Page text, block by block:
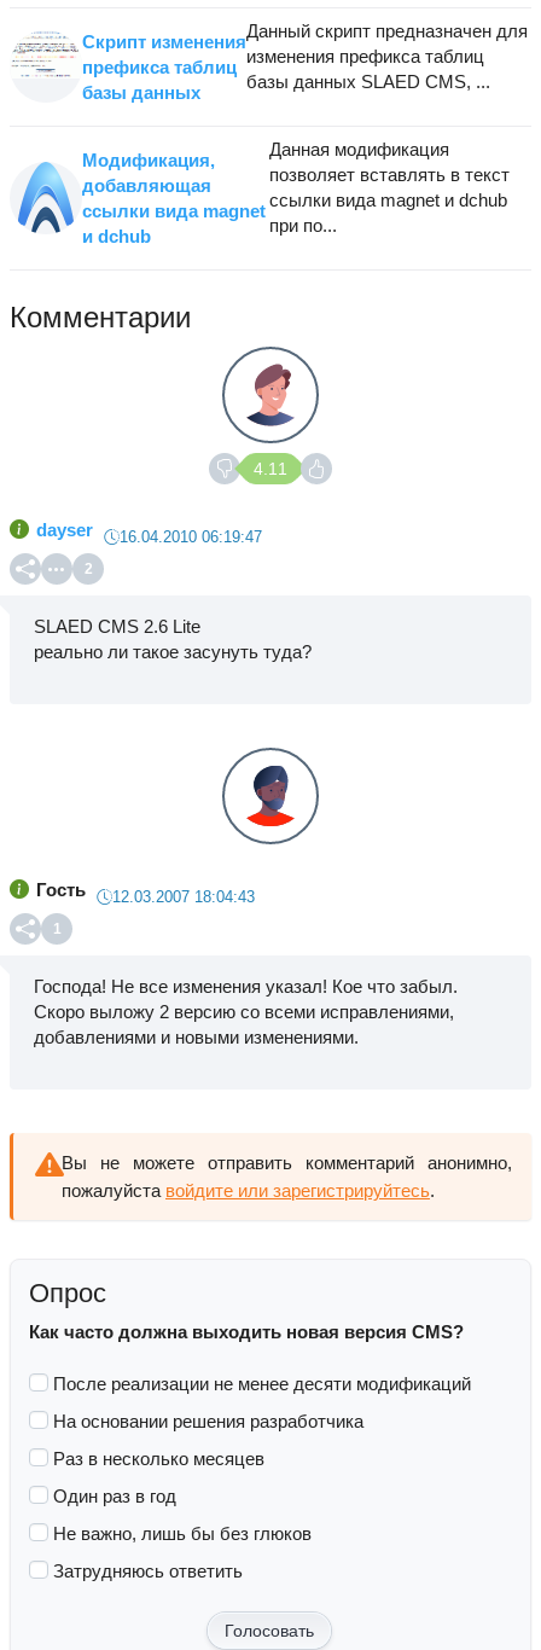
Скрипт изменения
префикса таблиц
базы данных
Данный скрипт предназначен для
изменения префикса таблиц
базы данных SLAED CMS, ...
Модификация,
добавляющая
ссылки вида magnet
и dchub
Данная модификация
позволяет вставлять в текст
ссылки вида magnet и dchub
при по...
Комментарии
4.11
dayser 16.04.2010 06:19:47
2
SLAED CMS 2.6 Lite
реально ли такое засунуть туда?
Гость 12.03.2007 18:04:43
1
Господа! Не все изменения указал! Кое что забыл.
Скоро выложу 2 версию со всеми исправлениями,
добавлениями и новыми изменениями.
Вы не можете отправить комментарий анонимно,
пожалуйста войдите или зарегистрируйтесь.
Опрос
Как часто должна выходить новая версия CMS?
После реализации не менее десяти модификаций
На основании решения разработчика
Раз в несколько месяцев
Один раз в год
Не важно, лишь бы без глюков
Затрудняюсь ответить
Голосовать